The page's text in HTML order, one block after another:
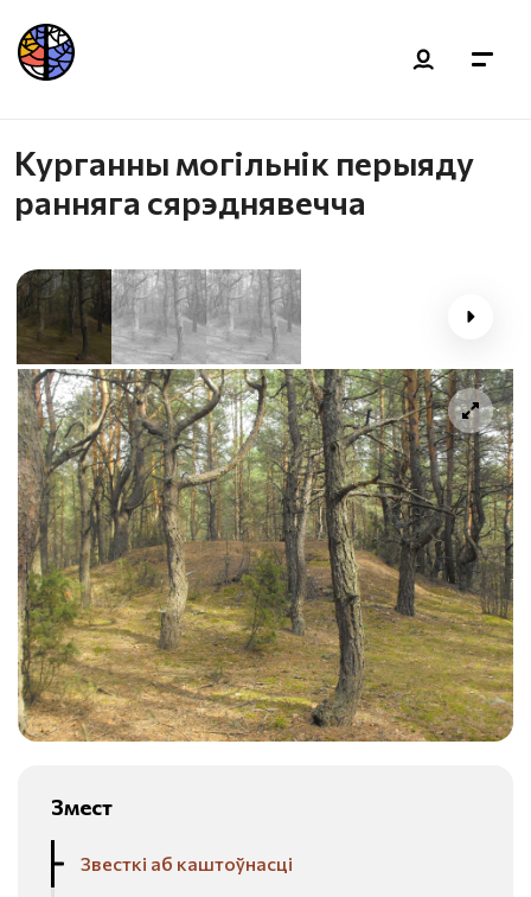
Курганны могільнік перыяду
ранняга сярэднявечча
Змест
Звесткі аб каштоўнасці